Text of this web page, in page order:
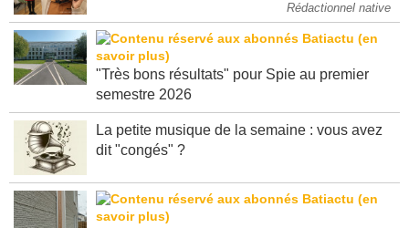
Rédactionnel native
"Très bons résultats" pour Spie au premier
semestre 2026
La petite musique de la semaine : vous avez
dit "congés" ?